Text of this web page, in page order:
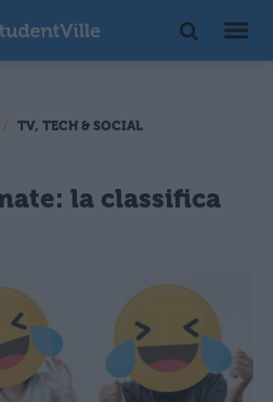
TV, TECH & SOCIAL
la classifica